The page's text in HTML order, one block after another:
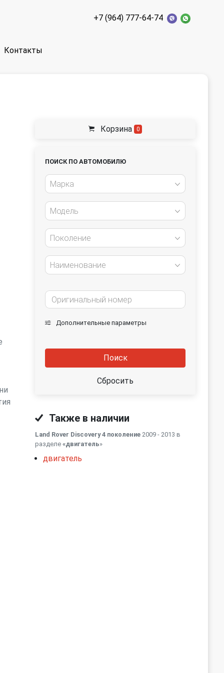
+7 (964) 777-64-74
Контакты
Корзина 0
ПОИСК ПО АВТОМОБИЛЮ
Марка
Модель
Поколение
Наименование
Дополнительные параметры
Поиск
Сбросить
Также в наличии
Land Rover Discovery 4 поколение 2009 - 2013 в
разделе «двигатель»
двигатель